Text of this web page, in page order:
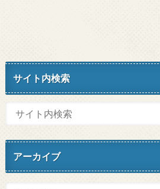
サイト内検索
アーカイブ